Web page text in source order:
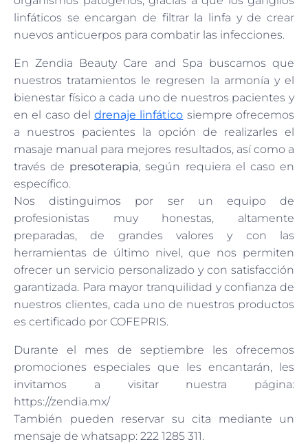
linfáticos se encargan de filtrar la linfa y de crear
nuevos anticuerpos para combatir las infecciones.
En Zendia Beauty Care and Spa buscamos que
nuestros tratamientos le regresen la armonía y el
bienestar físico a cada uno de nuestros pacientes y
en el caso deldrenaje linfático siempre ofrecemos
a nuestros pacientes la opción de realizarles el
masaje manual para mejores resultados, así como a
través de presoterapia, según requiera el caso en
específico.
Nos distinguimos por ser un equipo de
profesionistas muy honestas, altamente
preparadas, de grandes valores y con las
herramientas de último nivel, que nos permiten
ofrecer un servicio personalizado y con satisfacción
garantizada. Para mayor tranquilidad y confianza de
nuestros clientes, cada uno de nuestros productos
es certificado por COFEPRIS.
Durante el mes de septiembre les ofrecemos
promociones especiales que les encantarán, les
invitamos a visitar nuestra página:
https://zendia.mx/
También pueden reservar su cita mediante un
mensaje de whatsapp: 222 1285 311.